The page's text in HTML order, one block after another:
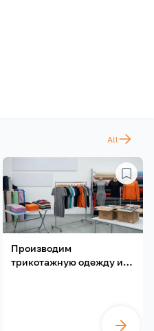
All
Производим
трикотажную одежду из